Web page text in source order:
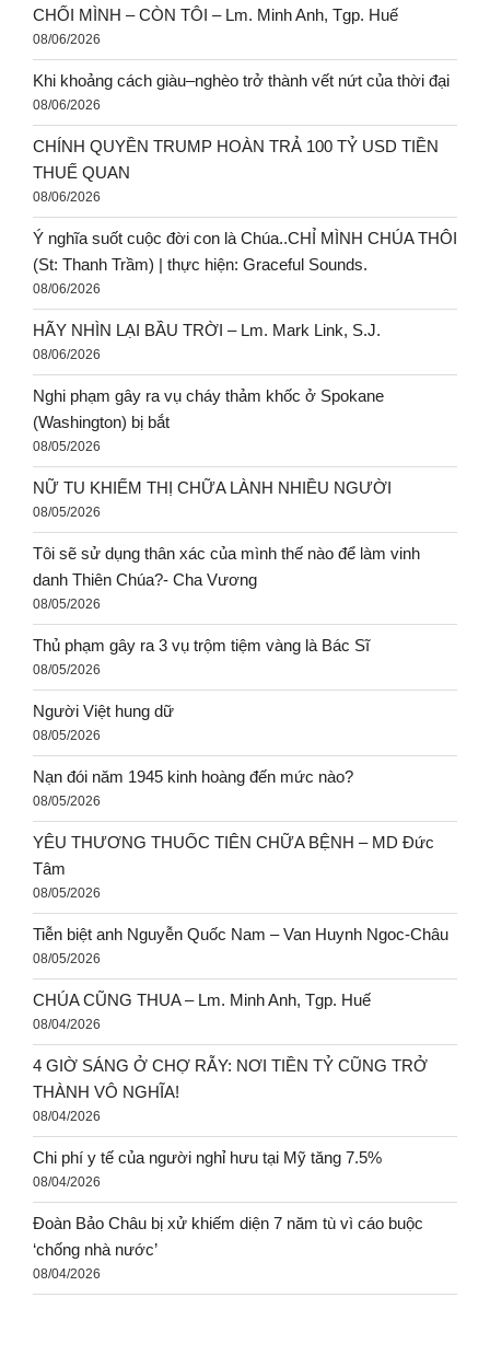
CHỐI MÌNH – CÒN TÔI – Lm. Minh Anh, Tgp. Huế
08/06/2026
Khi khoảng cách giàu–nghèo trở thành vết nứt của thời đại
08/06/2026
CHÍNH QUYỀN TRUMP HOÀN TRẢ 100 TỶ USD TIỀN
THUẾ QUAN
08/06/2026
Ý nghĩa suốt cuộc đời con là Chúa..CHỈ MÌNH CHÚA THÔI
(St: Thanh Trầm) | thực hiện: Graceful Sounds.
08/06/2026
HÃY NHÌN LẠI BẦU TRỜI – Lm. Mark Link, S.J.
08/06/2026
Nghi phạm gây ra vụ cháy thảm khốc ở Spokane
(Washington) bị bắt
08/05/2026
NỮ TU KHIẾM THỊ CHỮA LÀNH NHIỀU NGƯỜI
08/05/2026
Tôi sẽ sử dụng thân xác của mình thế nào để làm vinh
danh Thiên Chúa?- Cha Vương
08/05/2026
Thủ phạm gây ra 3 vụ trộm tiệm vàng là Bác Sĩ
08/05/2026
Người Việt hung dữ
08/05/2026
Nạn đói năm 1945 kinh hoàng đến mức nào?
08/05/2026
YÊU THƯƠNG THUỐC TIÊN CHỮA BỆNH – MD Đức
Tâm
08/05/2026
Tiễn biệt anh Nguyễn Quốc Nam – Van Huynh Ngoc-Châu
08/05/2026
CHÚA CŨNG THUA – Lm. Minh Anh, Tgp. Huế
08/04/2026
4 GIỜ SÁNG Ở CHỢ RẪY: NƠI TIỀN TỶ CŨNG TRỞ
THÀNH VÔ NGHĨA!
08/04/2026
Chi phí y tế của người nghỉ hưu tại Mỹ tăng 7.5%
08/04/2026
Đoàn Bảo Châu bị xử khiếm diện 7 năm tù vì cáo buộc
‘chống nhà nước’
08/04/2026